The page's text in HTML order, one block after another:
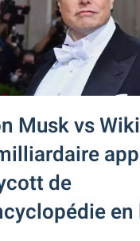
Musk vs
de